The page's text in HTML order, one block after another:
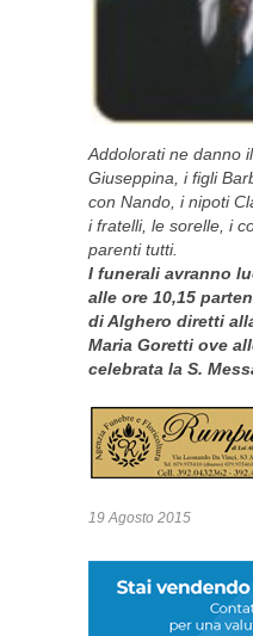
Addolorati ne danno
Giuseppina, i figli
con Nando, i nipoti
i fratelli, le sorelle, i
parenti tutti.
I funerali avranno
alle ore 10,15
di Alghero diretti
Maria Goretti ove
celebrata la S.
19 Agosto 2015